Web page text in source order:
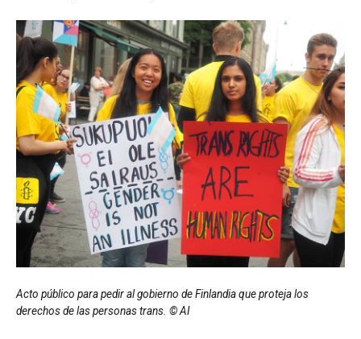
Acto público para pedir al gobierno de Finlandia que proteja los
derechos de las personas trans. © AI